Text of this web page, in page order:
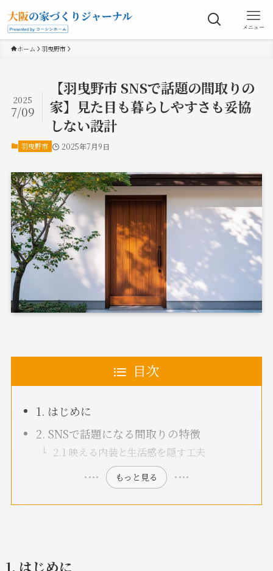
メニュー
ホーム 羽曳野市
【羽曳野市 SNSで話題の間取りの
家】見た目も暮らしやすさも妥協
しない設計
2025
7/09
羽曳野市 2025年7月9日
目次
1. はじめに
2. SNSで話題になる間取りの特徴
2.1 映える内装と生活感を隠す工夫
もっと見る
1. はじめに